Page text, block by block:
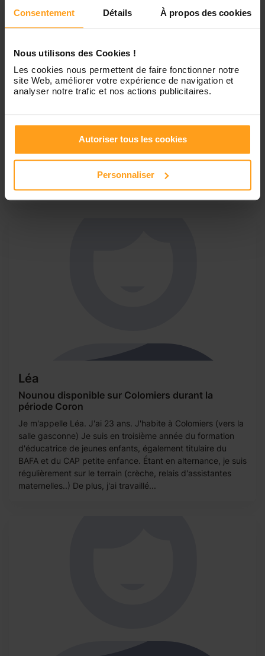
Consentement Détails À propos des cookies
Nous utilisons des Cookies !
Les cookies nous permettent de faire fonctionner notre
site Web, améliorer votre expérience de navigation et
analyser notre trafic et nos actions publicitaires.
Autoriser tous les cookies
Personnaliser
Emma
Emma 22 ans
Bonjour, je m'appelle Emma. Je suis étudiante en Science
du Langage. J'aimerais devenir interprète en LSF (langue
des signes Française), j'ai donc suivi une formation
Brevet des collègues, du Brevet d'étude professionnel et
du "BAC" Accompagnement Soins et Service à la
Personne...
Léa
Nounou disponible sur Colomiers durant la
période Coron
Je m'appelle Léa. J'ai 23 ans. J'habite à Colomiers (vers la
salle gasconne) Je suis en troisième année du formation
d'éducatrice de jeunes enfants, également titulaire du
BAFA et du CAP petite enfance. Étant en alternance, je suis
régulièrement sur le terrain (crèche, relais d'assistantes
maternelles..) De plus, j'ai travaillé...